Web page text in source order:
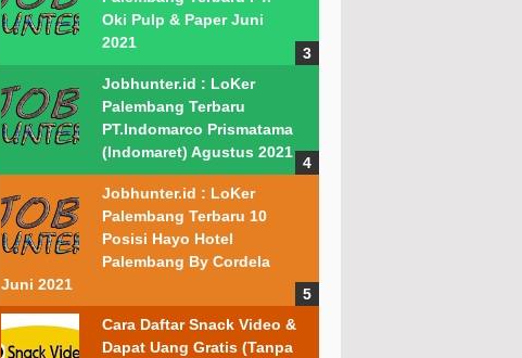
Oki Pulp & Paper Juni
2021
Jobhunter.id : LoKer
Palembang Terbaru
PT.Indomarco Prismatama
(Indomaret) Agustus 2021
Jobhunter.id : LoKer
Palembang Terbaru 10
Posisi Hayo Hotel
Palembang By Cordela
Juni 2021
Cara Daftar Snack Video &
Dapat Uang Gratis (Tanpa